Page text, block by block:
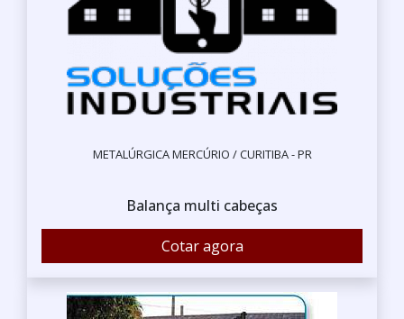
METALÚRGICA MERCÚRIO / CURITIBA - PR
Balança multi cabeças
Cotar agora